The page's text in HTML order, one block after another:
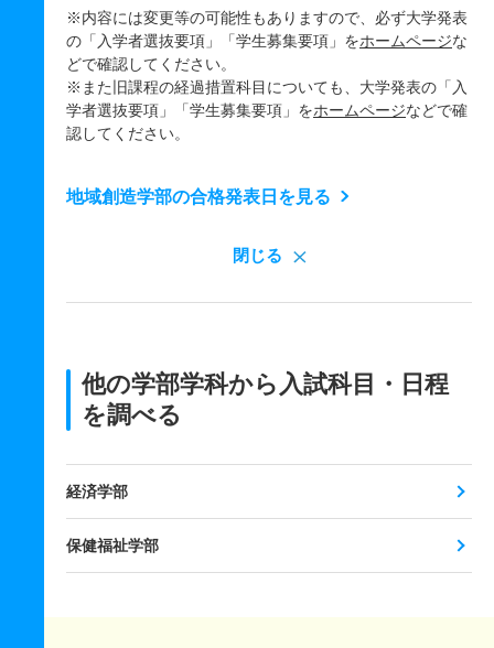
※内容には変更等の可能性もありますので、必ず大学発表
の「入学者選抜要項」「学生募集要項」をホームページな
どで確認してください。
※また旧課程の経過措置科目についても、大学発表の「入
学者選抜要項」「学生募集要項」をホームページなどで確
認してください。
地域創造学部の合格発表日を見る
閉じる
他の学部学科から入試科目・日程
を調べる
経済学部
保健福祉学部